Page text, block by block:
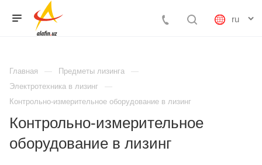
Главная
Предметы лизинга
Электротехника в лизинг
Контрольно-измерительное оборудование в лизинг
Контрольно-измерительное
оборудование в лизинг